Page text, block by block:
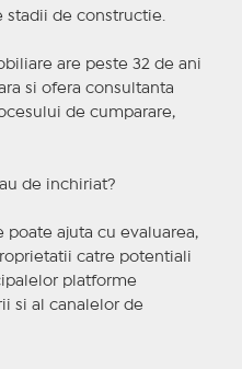
stadii de constructie.
are peste 32 de ani
si ofera consultanta
de cumparare,
de inchiriat?
poate ajuta cu evaluarea,
catre potentiali
platforme
si al canalelor de